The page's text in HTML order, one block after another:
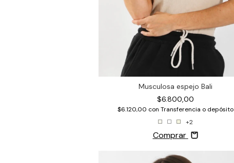
Musculosa espejo Bali
$6.800,00
$6.120,00 con Transferencia o depósito
+2
Comprar